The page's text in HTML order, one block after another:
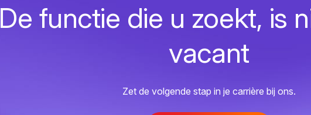
De functie die u zoekt, is
vacant
Zet de volgende stap in je carrière bij ons.